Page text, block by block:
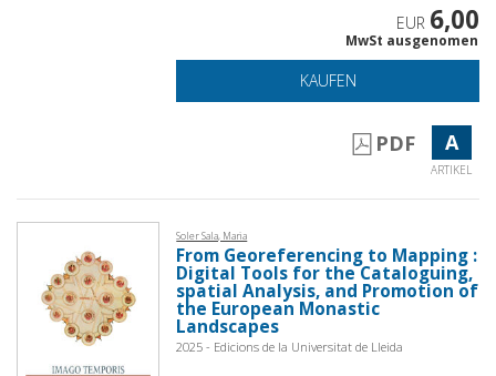
EUR 6,00
MwSt ausgenomen
KAUFEN
PDF A
ARTIKEL
Soler Sala, Maria
From Georeferencing to Mapping :
Digital Tools for the Cataloguing,
spatial Analysis, and Promotion of
the European Monastic
Landscapes
2025 - Edicions de la Universitat de Lleida